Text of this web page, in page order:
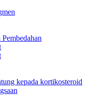
kepada kortikosteroid